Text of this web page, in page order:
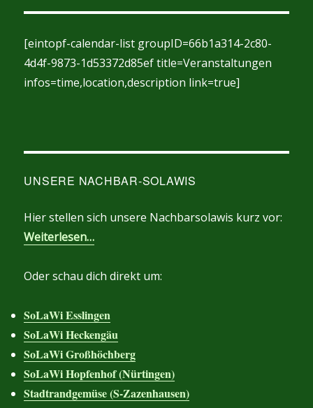
[eintopf-calendar-list groupID=66b1a314-2c80-
4d4f-9873-1d53372d85ef title=Veranstaltungen
infos=time,location,description link=true]
UNSERE NACHBAR-SOLAWIS
Hier stellen sich unsere Nachbarsolawis kurz vor:
Weiterlesen…
Oder schau dich direkt um:
SoLaWi Esslingen
SoLaWi Heckengäu
SoLaWi Großhöchberg
SoLaWi Hopfenhof (Nürtingen)
Stadtrandgemüse (S-Zazenhausen)